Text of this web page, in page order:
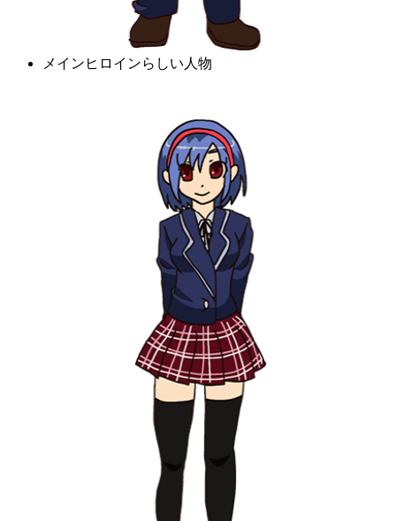
メインヒロインらしい人物